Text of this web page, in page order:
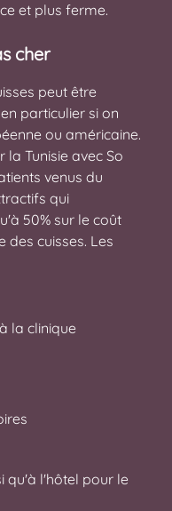
et plus ferme.
cher
peut être
particulier si on
ou américaine.
la Tunisie avec So
venus du
qui
50% sur le coût
cuisses. Les
la clinique
qu'à l'hôtel pour le